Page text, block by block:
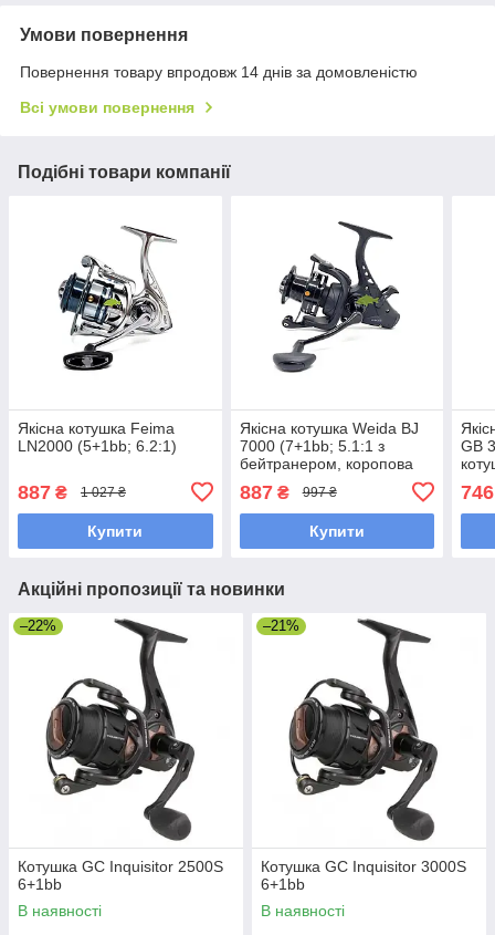
Умови повернення
Повернення товару впродовж 14 днів за домовленістю
Всі умови повернення
Подібні товари компанії
Якісна котушка Feima
LN2000 (5+1bb; 6.2:1)
887 ₴ 1 027 ₴
Купити
Якісна котушка Weida BJ
7000 (7+1bb; 5.1:1 з
бейтранером, коропова
котушка (конусна шпуля)
887₴ 997 ₴
Купити
GB
746
Акційні пропозиції та новинки
–22%
Котушка GC Inquisitor 2500S
6+1bb
В наявності
–21%
Котушка GC Inquisitor 3000S
6+1bb
В наявності